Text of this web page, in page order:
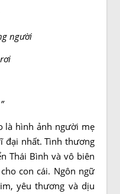
người
là hình ảnh người mẹ
đại nhất. Tình thương
Thái Bình và vô biên
con cái. Ngôn ngữ
yêu thương và dịu